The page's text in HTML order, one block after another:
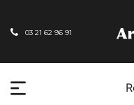
03 21 62 96 91